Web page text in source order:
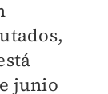
junio